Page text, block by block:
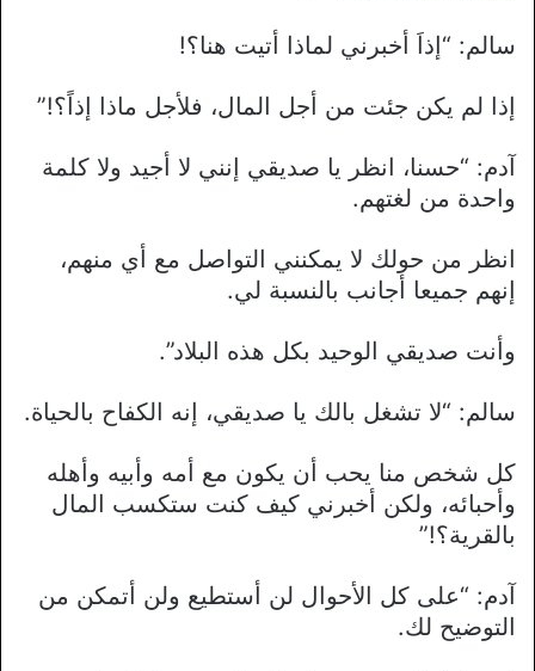
سالم: “إذاَ أخبرني لماذا أتيت هنا؟!
إذا لم يكن جئت من أجل المال، فلأجل ماذا إذاً؟!”
آدم: “حسنا، انظر يا صديقي إنني لا أجيد ولا كلمة
واحدة من لغتهم.
انظر من حولك لا يمكنني التواصل مع أي منهم،
إنهم جميعا أجانب بالنسبة لي.
وأنت صديقي الوحيد بكل هذه البلاد”.
سالم: “لا تشغل بالك يا صديقي، إنه الكفاح بالحياة.
كل شخص منا يحب أن يكون مع أمه وأبيه وأهله
وأحبائه، ولكن أخبرني كيف كنت ستكسب المال
بالقرية؟!”
آدم: “على كل الأحوال لن أستطيع ولن أتمكن من
التوضيح لك.